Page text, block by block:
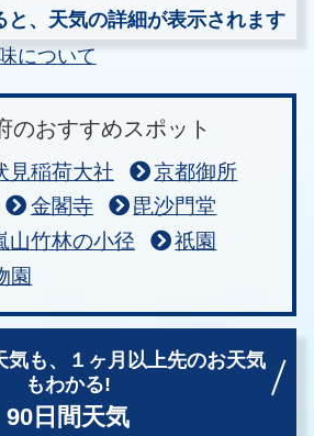
と、天気の詳細が表示されます
について
のおすすめスポット
見稲荷大社
京都御所
金閣寺
毘沙門堂
山竹林の小径
祇園
園
も、
１ヶ月以上先のお天気
もわかる!
90日間天気